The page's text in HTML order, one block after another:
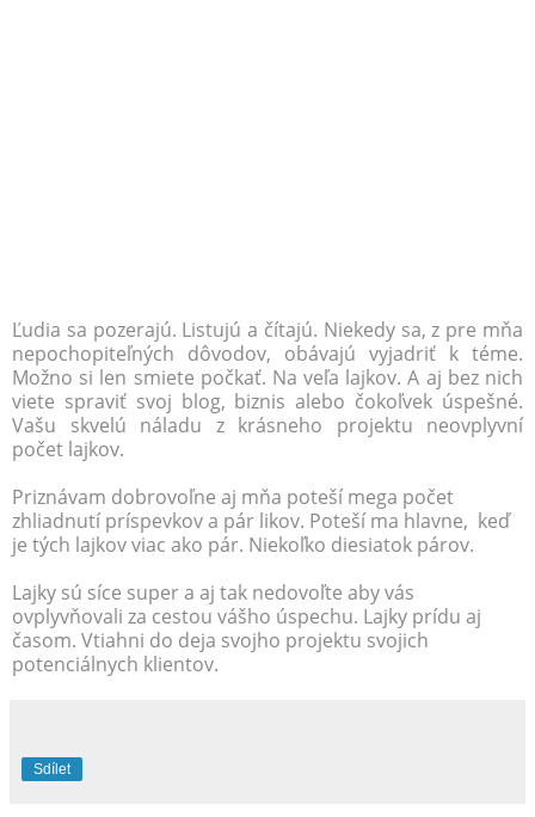
Ľudia sa pozerajú. Listujú a čítajú. Niekedy sa, z pre mňa
nepochopiteľných dôvodov, obávajú vyjadriť k téme.
Možno si len smiete počkať. Na veľa lajkov. A aj bez nich
viete spraviť svoj blog, biznis alebo čokoľvek úspešné.
Vašu skvelú náladu z krásneho projektu neovplyvní
počet lajkov.
Priznávam dobrovoľne aj mňa poteší mega počet
zhliadnutí príspevkov a pár likov. Poteší ma hlavne, keď
je tých lajkov viac ako pár. Niekoľko diesiatok párov.
Lajky sú síce super a aj tak nedovoľte aby vás
ovplyvňovali za cestou vášho úspechu. Lajky prídu aj
časom. Vtiahni do deja svojho projektu svojich
potenciálnych klientov.
Sdílet